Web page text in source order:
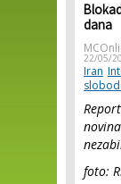
dana
22/05/
Iran
foto: